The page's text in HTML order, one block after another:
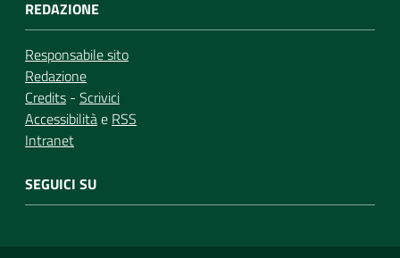
REDAZIONE
Responsabile sito
Redazione
Credits - Scrivici
Accessibilitàe RSS
Intranet
SEGUICI SU